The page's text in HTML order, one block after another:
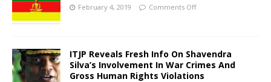
February 4, 2019 Comments Off
ITJP Reveals Fresh Info On Shavendra
Silva’s Involvement In War Crimes And
Gross Human Rights Violations